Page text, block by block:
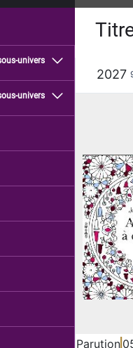
univers
univers
2027
Parution